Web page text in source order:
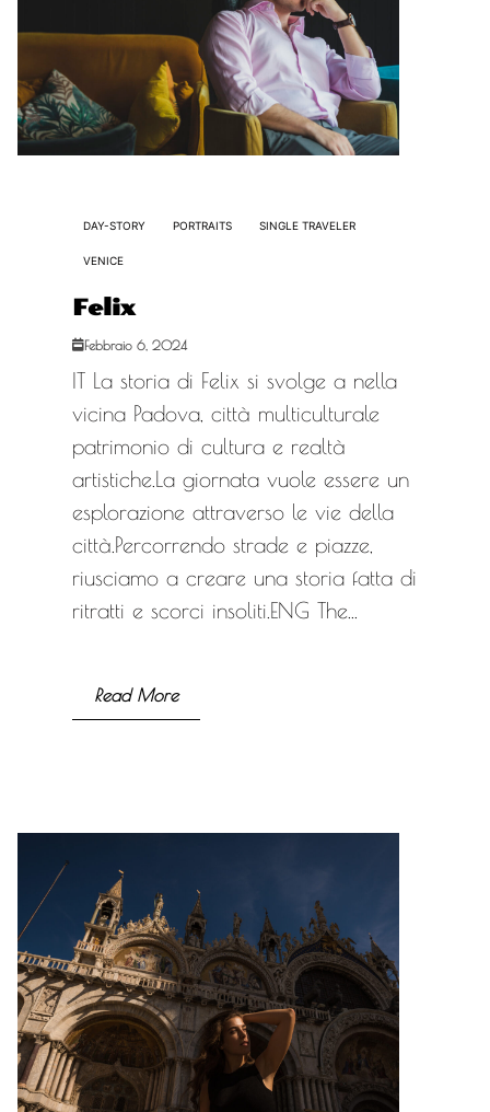
DAY-STORY PORTRAITS SINGLE TRAVELER
VENICE
Felix
Febbraio 6, 2024
IT La storia di Felix si svolge a nella
vicina Padova, città multiculturale
patrimonio di cultura e realtà
artistiche.La giornata vuole essere un
esplorazione attraverso le vie della
città.Percorrendo strade e piazze,
riusciamo a creare una storia fatta di
ritratti e scorci insoliti.ENG The...
Read More